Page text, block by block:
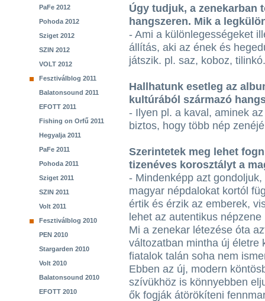
PaFe 2012
Pohoda 2012
Sziget 2012
SZIN 2012
VOLT 2012
Fesztiválblog 2011
Balatonsound 2011
EFOTT 2011
Fishing on Orfű 2011
Hegyalja 2011
PaFe 2011
Pohoda 2011
Sziget 2011
SZIN 2011
Volt 2011
Fesztiválblog 2010
PEN 2010
Stargarden 2010
Volt 2010
Balatonsound 2010
EFOTT 2010
Úgy tudjuk, a zenekarban
hangszeren. Mik a
- Ami a különlegességeket
állítás, aki az ének és
játszik. pl. saz, koboz, tilinkó.
Hallhatunk esetleg az
kultúrából származó
- Ilyen pl. a kaval, aminek
biztos, hogy több nép
Szerintetek meg lehet
tizenéves korosztályt a
- Mindenképp azt
magyar népdalokat kortól
értik és érzik az emberek,
lehet az autentikus
Mi a zenekar létezése óta
változatban mintha új életre
fiatalok talán soha nem
Ebben az új, modern
szívükhöz is könnyebben
ők fogják átörökíteni